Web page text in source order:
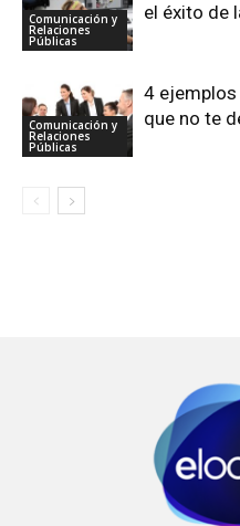
Comunicación y
Relaciones
Públicas
el éxito de
Comunicación y
Relaciones
Públicas
4
que no te